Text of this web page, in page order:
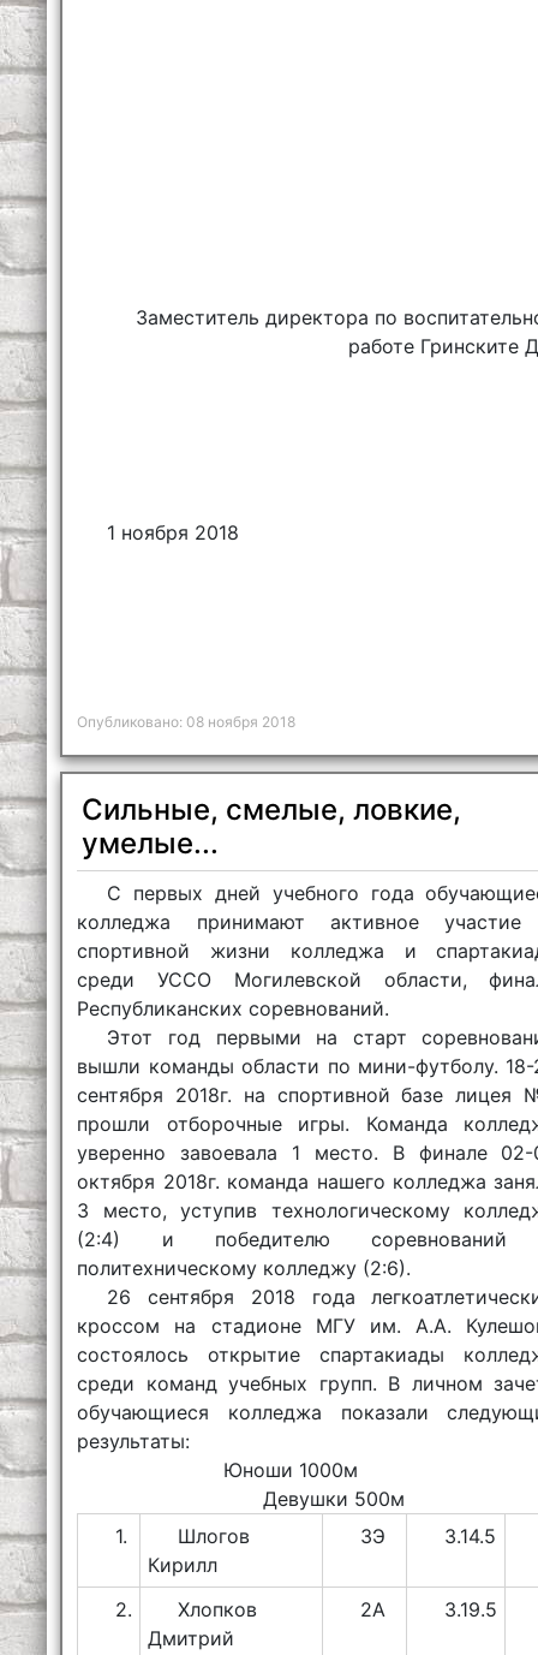
Заместитель директора по
работе Гринските
1 ноября 2018
Опубликовано: 08 ноября 2018
Сильные, смелые, ловкие,
умелые...
С первых дней учебного года
колледжа принимают активное
спортивной жизни колледжа и
среди УССО Могилевской области,
Республиканских соревнований.
Этот год первыми на старт
вышли команды области по мини-футболу.
сентября 2018г. на спортивной базе лицея
прошли отборочные игры. Команда
уверенно завоевала 1 место. В финале 02-
октября 2018г. команда нашего колледжа
3 место, уступив технологическому
(2:4) и победителю соревнований
политехническому колледжу (2:6).
26 сентября 2018 года
кроссом на стадионе МГУ им. А.А.
состоялось открытие спартакиады
среди команд учебных групп. В личном
обучающиеся колледжа показали
результаты:
Юноши
Девушки 500м
1.
Шлогов
Кирилл
3Э 3.14.5
2.
Хлопков
Дмитрий
2А 3.19.5